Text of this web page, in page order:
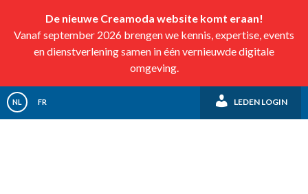
De nieuwe Creamoda website komt eraan!
Vanaf september 2026 brengen we kennis, expertise, events
en dienstverlening samen in één vernieuwde digitale
omgeving.
NL FR LEDEN LOGIN